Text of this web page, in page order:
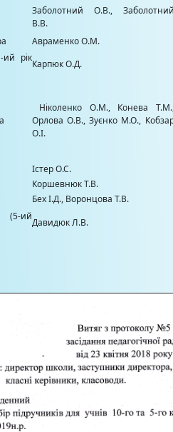
Заболотний О.В.,
В.В.
Авраменко О.М.
ий рік
Карпюк О.Д.
Ніколенко О.М., Конева
Орлова О.В., Зуєнко М.О.,
О.І.
Істер О.С.
Коршевнюк Т.В.
Бех І.Д., Воронцова Т.В.
(5-ий
Давидюк Л.В.